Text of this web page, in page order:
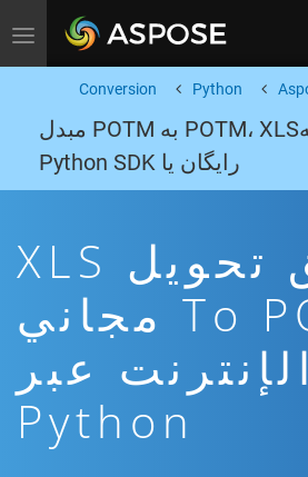
Toggle navigation
Python
Conversion
تبدیل اکسل بهPOTM، XLS به POTM مبدل
رایگان یا Python SDK
تطبيق تحويل XLS
To POTM مجاني
عبر
Python